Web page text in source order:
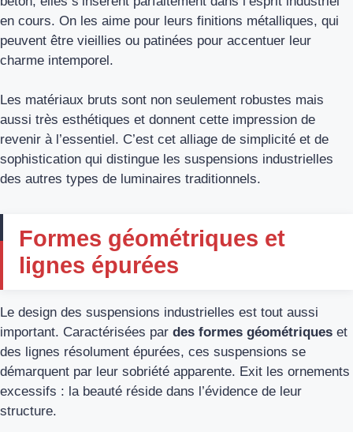
en cours. On les aime pour leurs finitions métalliques, qui
peuvent être vieillies ou patinées pour accentuer leur
charme intemporel.
Les matériaux bruts sont non seulement robustes mais
aussi très esthétiques et donnent cette impression de
revenir à l’essentiel. C’est cet alliage de simplicité et de
sophistication qui distingue les suspensions industrielles
des autres types de luminaires traditionnels.
Formes géométriques et
lignes épurées
Le design des suspensions industrielles est tout aussi
important. Caractérisées par des formes géométriques et
des lignes résolument épurées, ces suspensions se
démarquent par leur sobriété apparente. Exit les ornements
excessifs : la beauté réside dans l’évidence de leur
structure.